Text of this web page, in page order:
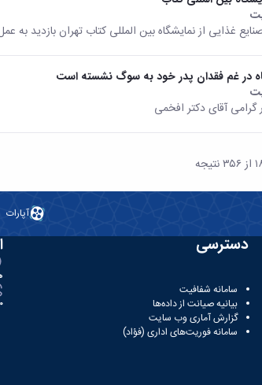
غذایی از نمایشگاه بین المللی کتاب تهران بازدید به
در غم فقدان پدر خود به سوگ نشسته است
آقای دکتر افخمی
آپارات
دسترسی
سامانه شفافیت
بیانیه صیانت از داده‌ها
گزارش آماری وب‌ سایت
سامانه فوریت‌های اداری (فؤاد)